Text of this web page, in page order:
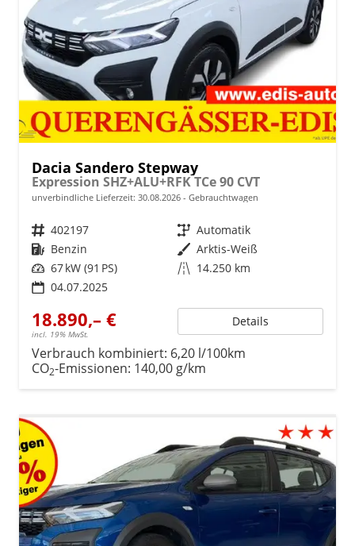
Dacia Sandero Stepway
Expression SHZ+ALU+RFK TCe 90 CVT
unverbindliche Lieferzeit: 30.08.2026 Gebrauchtwagen
Fahrzeugnr. 402197 Getriebe Automatik
Kraftstoff Benzin Außenfarbe Arktis-Weiß
Leistung 67 kW (91 PS) Kilometerstand 14.250 km
04.07.2025
18.890,– €
incl. 19% MwSt.
Details
Verbrauch kombiniert: 6,20 l/100km
CO2-Emissionen: 140,00 g/km